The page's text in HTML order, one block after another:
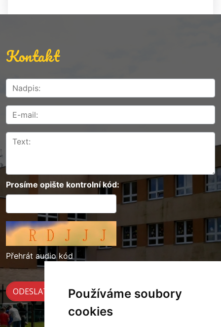
Používáme soubory
cookies
Kontakt
Prosíme opište kontrolní kód:
Přehrát audio kód